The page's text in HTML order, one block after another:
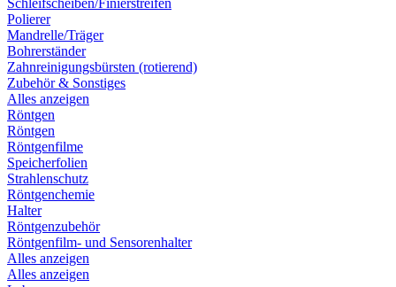
Schleifscheiben/Finierstreifen
Polierer
Mandrelle/Träger
Bohrerständer
Zahnreinigungsbürsten (rotierend)
Zubehör & Sonstiges
Alles anzeigen
Röntgen
Röntgen
Röntgenfilme
Speicherfolien
Strahlenschutz
Röntgenchemie
Halter
Röntgenzubehör
Röntgenfilm- und Sensorenhalter
Alles anzeigen
Alles anzeigen